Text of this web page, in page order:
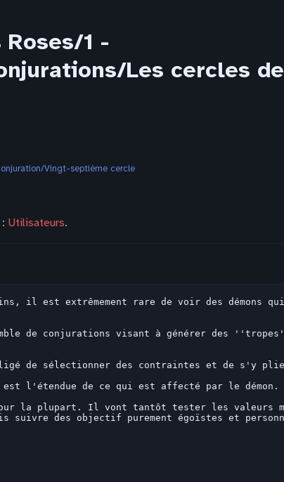
1 -
Les cercles de
Vingt-septième cercle
Utilisateurs.